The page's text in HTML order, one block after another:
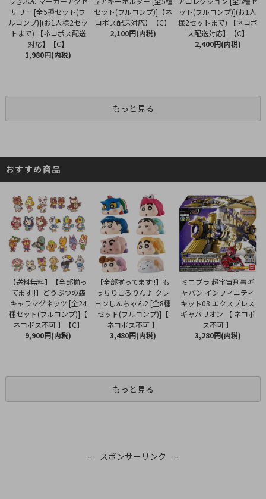
サリー [全5種セット(フ
ルコンプ)](お1人様2セッ
トまで) 【ネコポス配送
対応】【C】
1,980円(内税)
セット(フルコンプ)]【ネ
コポス配送対応】【C】
2,100円(内税)
ット(フルコンプ)](お1人
様2セットまで) 【ネコポ
ス配送対応】【C】
2,400円(内税)
もっと見る
おすすめ商品
【送料無料】【全部揃っ
てます!!】どうぶつの森
キャラマグネッツ [全24
種セット(フルコンプ)]【
ネコポス不可 】【C】
9,900円(内税)
【全部揃ってます!!】も
っちりころりん♪ クレ
ヨンしんちゃん2 [全8種
セット(フルコンプ)]【
ネコポス不可 】
3,480円(内税)
ミニプラ 超宇宙刑事ギ
ャバン インフィニティ
キット03 エクスプレス
ギャバリオン 【 ネコポ
ス不可 】
3,280円(内税)
もっと見る
- スポンサーリンク -